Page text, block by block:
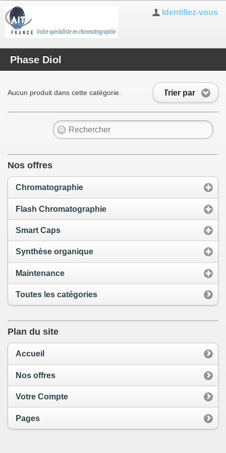
Identifiez-vous
Phase Diol
Trier par
Aucun produit dans cette catégorie.
Nos offres
Chromatographie
Flash Chromatographie
Smart Caps
Synthèse organique
Maintenance
Toutes les catégories
Plan du site
Accueil
Nos offres
Votre Compte
Pages